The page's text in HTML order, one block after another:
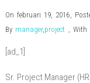
On februari 19, 2016,
By manager,project , With
[ad_1]
Sr. Project Manager